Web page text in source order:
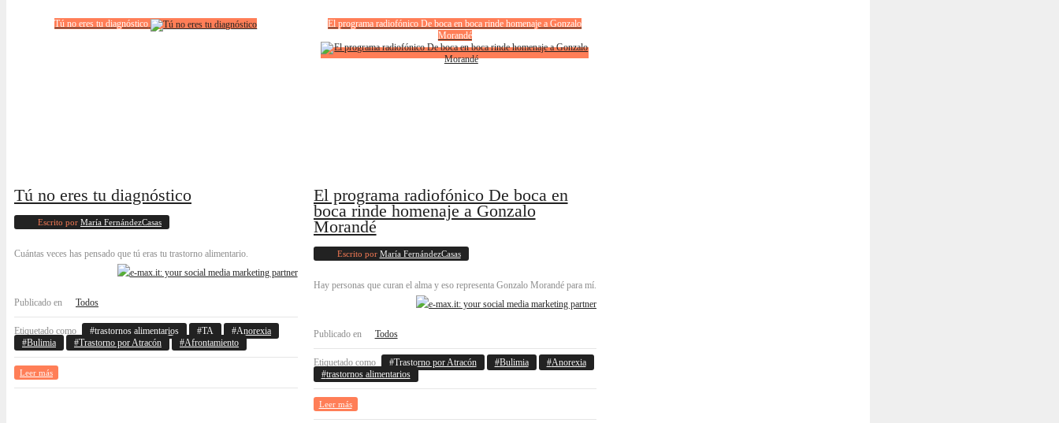
Tú no eres tu diagnóstico
Tú no eres tu diagnóstico
Escrito por María FernándezCasas
Cuántas veces has pensado que tú eras tu trastorno alimentario.
Publicado en Todos
Etiquetado como trastornos alimentarios TA
Anorexia
Bulimia
Trastorno por Atracón Afrontamiento
Leer más
El programa radiofónico De boca en boca rinde homenaje a Gonzalo
Morandé
El programa radiofónico De boca en
boca rinde homenaje a Gonzalo
Morandé
Escrito por María FernándezCasas
Hay personas que curan el alma y eso representa Gonzalo Morandé para mí.
Publicado en Todos
Etiquetado como Trastorno por Atracón Bulimia
Anorexia
trastornos alimentarios
Leer más